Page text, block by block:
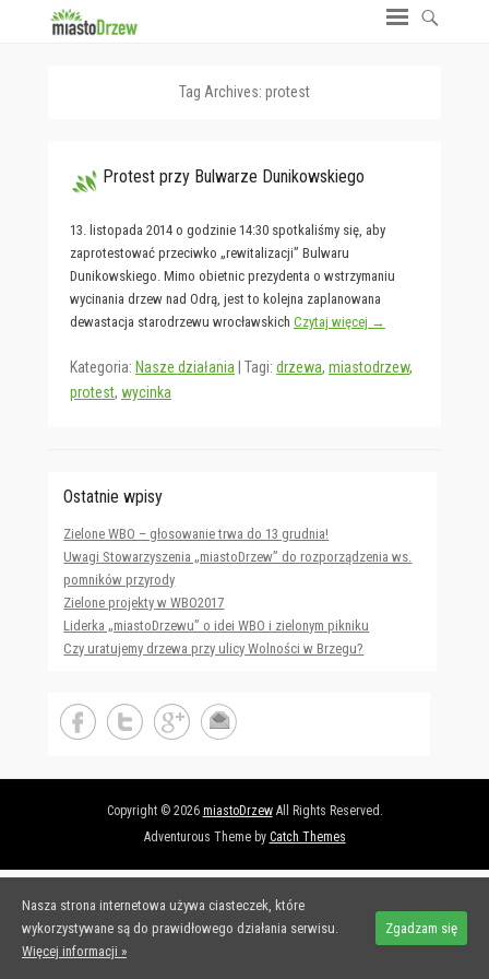
Tag Archives: protest
Protest przy Bulwarze Dunikowskiego
13. listopada 2014 o godzinie 14:30 spotkaliśmy się, aby
zaprotestować przeciwko „rewitalizacji” Bulwaru
Dunikowskiego. Mimo obietnic prezydenta o wstrzymaniu
wycinania drzew nad Odrą, jest to kolejna zaplanowana
dewastacja starodrzewu wrocławskich Czytaj więcej →
Kategoria: Nasze działania Tagi: drzewa, miastodrzew,
protest, wycinka
Ostatnie wpisy
Zielone WBO – głosowanie trwa do 13 grudnia!
Uwagi Stowarzyszenia „miastoDrzew” do rozporządzenia ws.
pomników przyrody
Zielone projekty w WBO2017
Liderka „miastoDrzewu” o idei WBO i zielonym pikniku
Czy uratujemy drzewa przy ulicy Wolności w Brzegu?
Copyright © 2026 miastoDrzewAll Rights Reserved.
Adventurous Theme by Catch Themes
Nasza strona internetowa używa ciasteczek, które
wykorzystywane są do prawidłowego działania serwisu.
Więcej informacji »
Zgadzam się